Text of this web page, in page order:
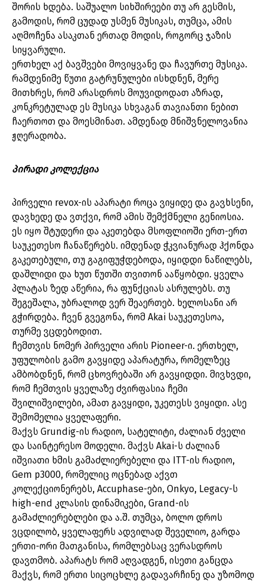
შორის ხდება. საშუალო სიხშირეები თუ არ გესმის,
გამოდის, რომ ცუდად უსმენ მუსიკას, თუმცა, ამის
აღმოჩენა ასაკთან ერთად მოდის, როგორც ჯაზის
სიყვარული.
ერთხელ აქ ბავშვები მოვიყვანე და ჩავურთე მუსიკა.
რამდენიმე წუთი გატრუნულები ისხდნენ, მერე
მითხრეს, რომ არასდროს მოუვიდოდათ აზრად,
კონკრეტულად ეს მუსიკა სხვაგან თავიანთი ნებით
ჩაერთოთ და მოესმინათ. ამდენად მნიშვნელოვანია
ჟღერადობა.
პირადი კოლექცია
პირველი revox-ის აპარატი როცა ვიყიდე და გავხსენი,
დავხედე და ვთქვი, რომ ამის შემქმნელი გენიოსია.
ეს იყო შტუდერი და აკეთებდა მსოფლიოში ერთ-ერთ
საუკეთესო ჩანაწერებს. იმდენად ჭკვიანურად ჰქონდა
გაკეთებული, თუ გაგიფუჭდებოდა, იყიდდი ნაწილებს,
დაშლიდი და ხუთ წუთში თვითონ ააწყობდი. ყველა
პლატას ზედ აწერია, რა ფუნქციას ასრულებს. თუ
შეგეშალა, უბრალოდ ვერ შეაერთებ. ხელოსანი არ
გჭირდება. ჩვენ გვეგონა, რომ Akai საუკეთესოა,
თურმე ვცდებოდით.
ჩემთვის ნომერ პირველი არის Pioneer-ი. ერთხელ,
უფულობის გამო გავყიდე აპარატურა, რომელზეც
ამბობდნენ, რომ ცხოვრებაში არ გავყიდდი. მივხვდი,
რომ ჩემთვის ყველაზე ძვირფასია ჩემი
შვილიშვილები, ამათ გავყიდი, უკეთესს ვიყიდი. ასე
შემომელია ყველაფერი.
მაქვს Grundig-ის რადიო, სატელიტი, ძალიან ძველი
და საინტერესო მოდელი. მაქვს Akai-ს ძალიან
იშვიათი ხმის გამაძლიერებელი და ITT-ის რადიო,
Gem p3000, რომელიც ოცნებად აქვთ
კოლექციონერებს, Accuphase-ები, Onkyo, Legacy-ს
high-end კლასის დინამიკები, Grand-ის
გამაძლიერებლები და ა.შ. თუმცა, ბოლო დროს
ვცდილობ, ყველაფერს ადვილად შეველიო, გარდა
ერთი-ორი მათგანისა, რომლებსაც ვერასდროს
დავთმობ. აპარატს რომ აღვადგენ, ისეთი განცდა
მაქვს, რომ ერთი სიცოცხლე გადავარჩინე და უზომოდ